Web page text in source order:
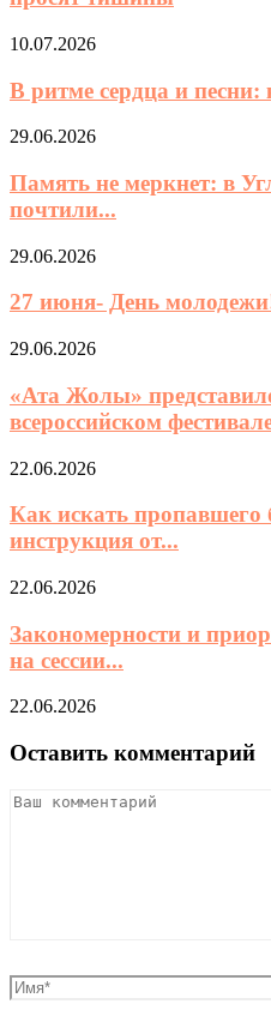
10.07.2026
В ритме сердца и песни:
29.06.2026
Память не меркнет: в
почтили...
29.06.2026
27 июня- День
29.06.2026
«Ата Жолы»
всероссийском
22.06.2026
Как искать пропавшего
инструкция от...
22.06.2026
Закономерности и
на сессии...
22.06.2026
Оставить комментарий